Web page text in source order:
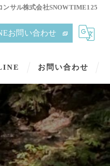
ンサル株式会社SNOWTIME125
お問い合わせ
お問い合わせ